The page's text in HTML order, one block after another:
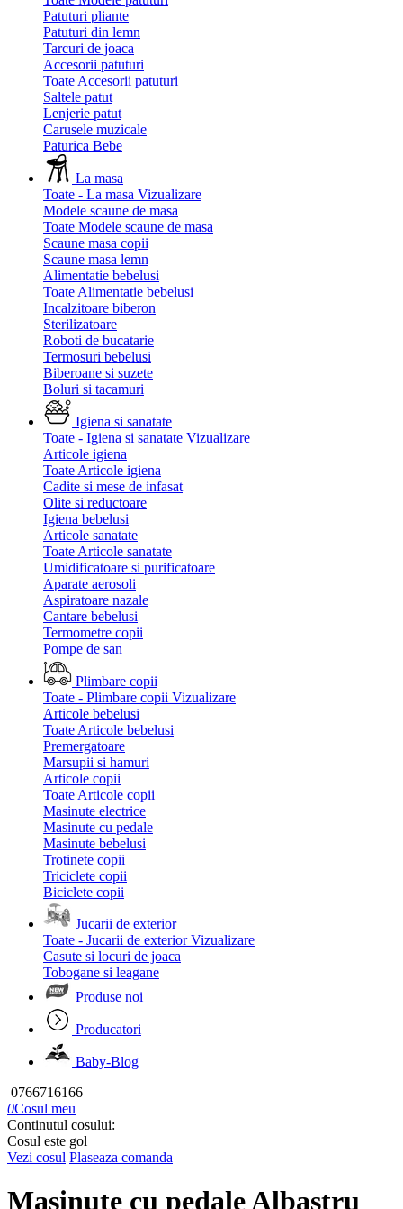
Patuturi pliante
Patuturi din lemn
Tarcuri de joaca
Accesorii patuturi
Toate Accesorii patuturi
Saltele patut
Lenjerie patut
Carusele muzicale
Paturica Bebe
La masa
Toate - La masa Vizualizare
Modele scaune de masa
Toate Modele scaune de masa
Scaune masa copii
Scaune masa lemn
Alimentatie bebelusi
Toate Alimentatie bebelusi
Incalzitoare biberon
Sterilizatoare
Roboti de bucatarie
Termosuri bebelusi
Biberoane si suzete
Boluri si tacamuri
Igiena si sanatate
Toate - Igiena si sanatate Vizualizare
Articole igiena
Toate Articole igiena
Cadite si mese de infasat
Olite si reductoare
Igiena bebelusi
Articole sanatate
Toate Articole sanatate
Umidificatoare si purificatoare
Aparate aerosoli
Aspiratoare nazale
Cantare bebelusi
Termometre copii
Pompe de san
Plimbare copii
Toate - Plimbare copii Vizualizare
Articole bebelusi
Toate Articole bebelusi
Premergatoare
Marsupii si hamuri
Articole copii
Toate Articole copii
Masinute electrice
Masinute cu pedale
Masinute bebelusi
Trotinete copii
Triciclete copii
Biciclete copii
Jucarii de exterior
Toate - Jucarii de exterior Vizualizare
Casute si locuri de joaca
Tobogane si leagane
Produse noi
Producatori
Baby-Blog
0766716166
0Cosul meu
Continutul cosului:
Cosul este gol
Vezi cosul Plaseaza comanda
Masinute cu pedale Albastru